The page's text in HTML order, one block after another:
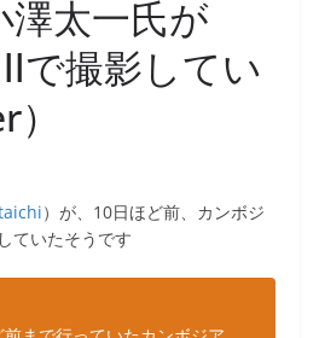
太一氏が
で撮影してい
）が、10日ほど前、カンボジ
ていたそうです